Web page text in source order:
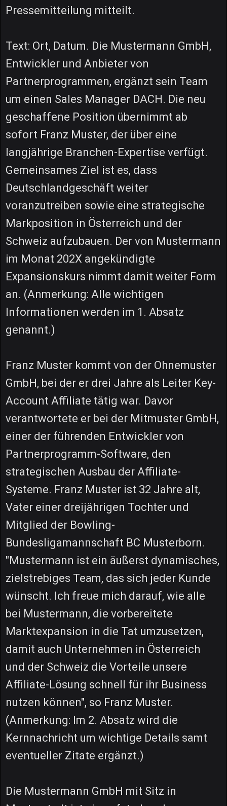
Pressemitteilung mitteilt.
Text: Ort, Datum. Die Mustermann GmbH,
Entwickler und Anbieter von
Partnerprogrammen, ergänzt sein Team
um einen Sales Manager DACH. Die neu
geschaffene Position übernimmt ab
sofort Franz Muster, der über eine
langjährige Branchen-Expertise verfügt.
Gemeinsames Ziel ist es, dass
Deutschlandgeschäft weiter
voranzutreiben sowie eine strategische
Markposition in Österreich und der
Schweiz aufzubauen. Der von Mustermann
im Monat 202X angekündigte
Expansionskurs nimmt damit weiter Form
an. (Anmerkung: Alle wichtigen
Informationen werden im 1. Absatz
genannt.)
Franz Muster kommt von der Ohnemuster
GmbH, bei der er drei Jahre als Leiter Key-
Account Affiliate tätig war. Davor
verantwortete er bei der Mitmuster GmbH,
einer der führenden Entwickler von
Partnerprogramm-Software, den
strategischen Ausbau der Affiliate-
Systeme. Franz Muster ist 32 Jahre alt,
Vater einer dreijährigen Tochter und
Mitglied der Bowling-
Bundesligamannschaft BC Musterborn.
"Mustermann ist ein äußerst dynamisches,
zielstrebiges Team, das sich jeder Kunde
wünscht. Ich freue mich darauf, wie alle
bei Mustermann, die vorbereitete
Marktexpansion in die Tat umzusetzen,
damit auch Unternehmen in Österreich
und der Schweiz die Vorteile unsere
Affiliate-Lösung schnell für ihr Business
nutzen können", so Franz Muster.
(Anmerkung: Im 2. Absatz wird die
Kernnachricht um wichtige Details samt
eventueller Zitate ergänzt.)
Die Mustermann GmbH mit Sitz in